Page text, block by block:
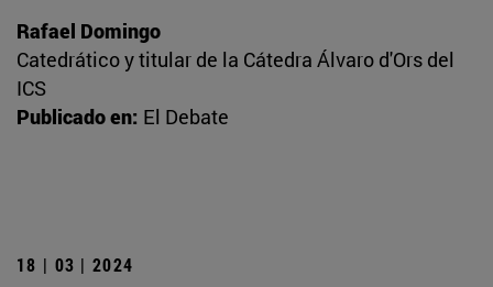
Rafael Domingo
Catedrático y titular de la Cátedra Álvaro d'Ors del
ICS
Publicado en: El Debate
18 | 03 | 2024